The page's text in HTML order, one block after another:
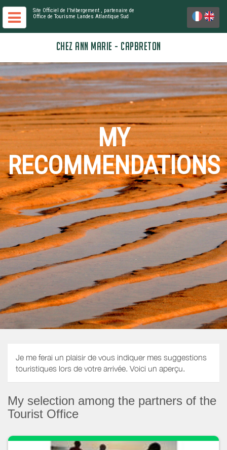
Site Officiel de l'hébergement , partenaire de
Office de Tourisme Landes Atlantique Sud
CHEZ ANN MARIE - CAPBRETON
MY
RECOMMENDATIONS
Je me ferai un plaisir de vous indiquer mes suggestions
touristiques lors de votre arrivée. Voici un aperçu.
My selection among the partners of the
Tourist Office